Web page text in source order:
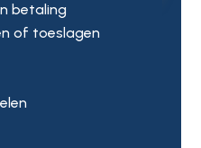
betaling
of toeslagen